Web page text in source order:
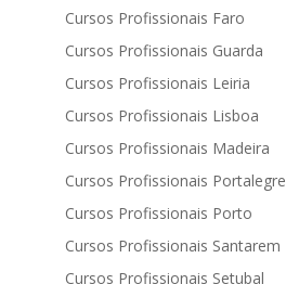
Cursos Profissionais Faro
Cursos Profissionais Guarda
Cursos Profissionais Leiria
Cursos Profissionais Lisboa
Cursos Profissionais Madeira
Cursos Profissionais Portalegre
Cursos Profissionais Porto
Cursos Profissionais Santarem
Cursos Profissionais Setubal